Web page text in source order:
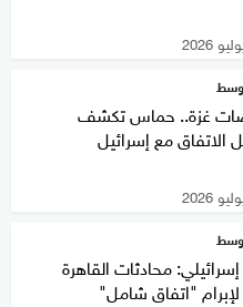
غزة.. حماس تكشف
الاتفاق مع إسرائيل
محادثات القاهرة
"اتفاق شامل"